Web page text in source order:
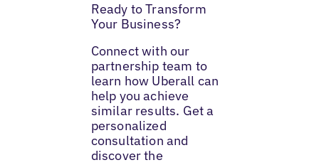
Ready to Transform
Your Business?
Connect with our
partnership team to
learn how Uberall can
help you achieve
similar results. Get a
personalized
consultation and
discover the